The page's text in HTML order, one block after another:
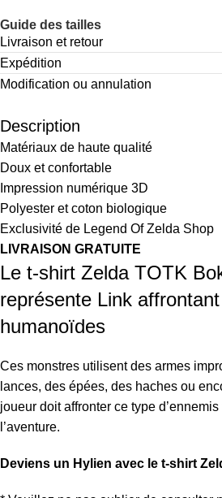
Guide des tailles
Livraison et retour
Expédition
Modification ou annulation
Description
Matériaux de haute qualité
Doux et confortable
Impression numérique 3D
Polyester et coton biologique
Exclusivité de Legend Of Zelda Shop
LIVRAISON GRATUITE
Le t-shirt Zelda TOTK
représente Link
humanoïdes
Ces monstres utilisent des armes
lances, des épées, des haches ou
joueur doit affronter ce type
l’aventure.
Deviens un Hylien avec le t-shirt